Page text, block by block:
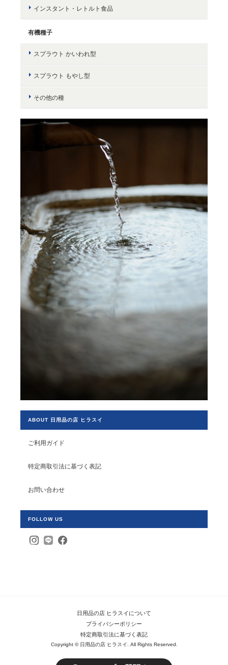
インスタント・レトルト食品
有機種子
スプラウト かいわれ型
スプラウト もやし型
その他の種
ABOUT 日用品の店 ヒラスイ
ご利用ガイド
特定商取引法に基づく表記
お問い合わせ
FOLLOW US
日用品の店 ヒラスイについて
プライバシーポリシー
特定商取引法に基づく表記
Copyright © 日用品の店 ヒラスイ. All Rights Reserved.